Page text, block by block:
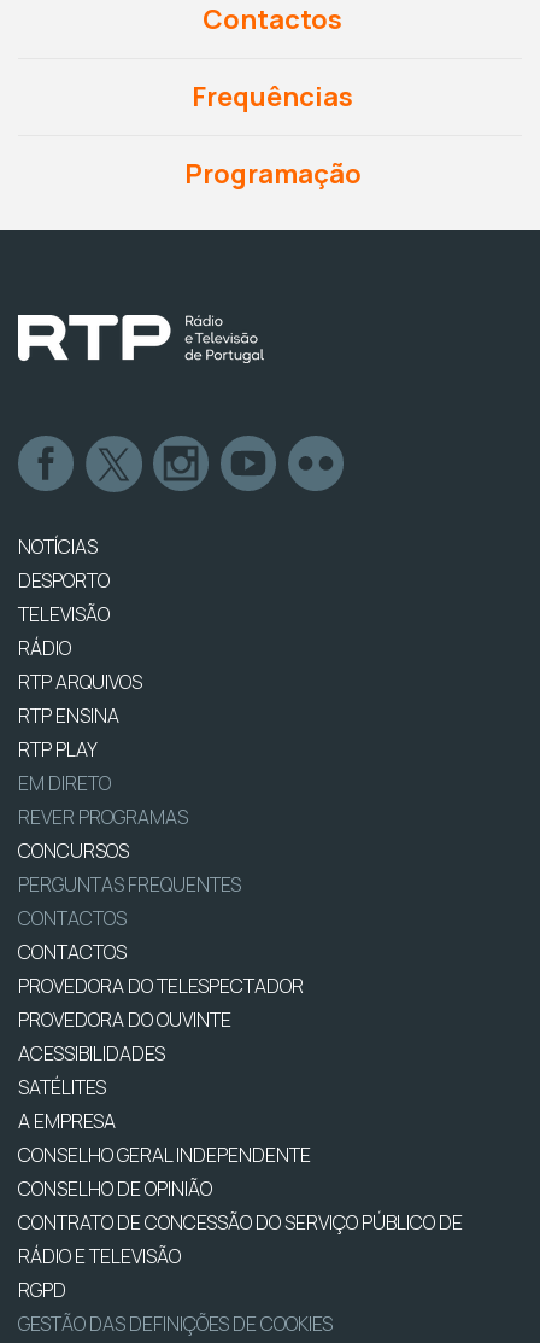
Contactos
Frequências
Programação
NOTÍCIAS
DESPORTO
TELEVISÃO
RÁDIO
RTP ARQUIVOS
RTP ENSINA
RTP PLAY
EM DIRETO
REVER PROGRAMAS
CONCURSOS
PERGUNTAS FREQUENTES
CONTACTOS
CONTACTOS
PROVEDORA DO TELESPECTADOR
PROVEDORA DO OUVINTE
ACESSIBILIDADES
SATÉLITES
A EMPRESA
CONSELHO GERAL INDEPENDENTE
CONSELHO DE OPINIÃO
CONTRATO DE CONCESSÃO DO SERVIÇO PÚBLICO DE
RÁDIO E TELEVISÃO
RGPD
GESTÃO DAS DEFINIÇÕES DE COOKIES